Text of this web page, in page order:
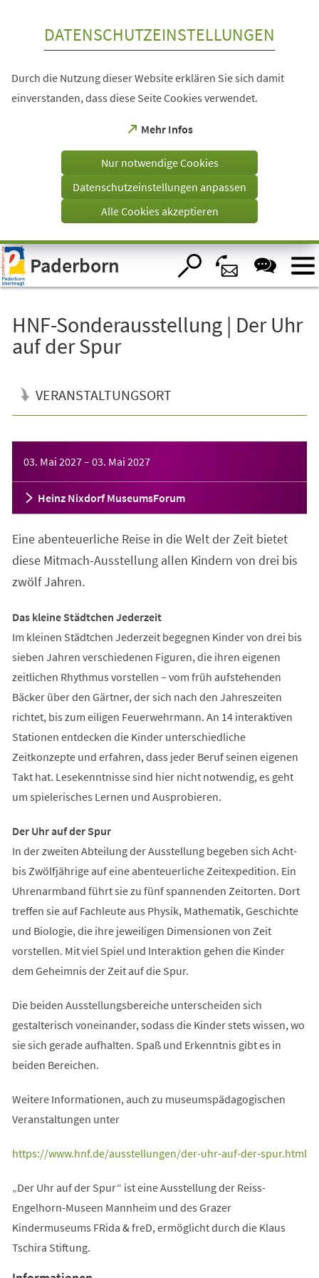
Visuelle
Assistenzsoftware
öffnen.
DATENSCHUTZEINSTELLUNGEN
Durch die Nutzung dieser Website erklären Sie sich damit
einverstanden, dass diese Seite Cookies verwendet.
Mehr Infos
(Öffnet
einem
Tab)
Nur notwendige Cookies
Datenschutzeinstellungen anpassen
Alle Cookies akzeptieren
Paderborn
HNF-Sonderausstellung | Der Uhr
auf der Spur
VERANSTALTUNGSORT
03. Mai 2027– 03. Mai 2027
Heinz Nixdorf MuseumsForum
Eine abenteuerliche Reise in die Welt der Zeit bietet
diese Mitmach-Ausstellung allen Kindern von drei bis
zwölf Jahren.
Das kleine Städtchen Jederzeit
Im kleinen Städtchen Jederzeit begegnen Kinder von drei bis
sieben Jahren verschiedenen Figuren, die ihren eigenen
zeitlichen Rhythmus vorstellen – vom früh aufstehenden
Bäcker über den Gärtner, der sich nach den Jahreszeiten
richtet, bis zum eiligen Feuerwehrmann. An 14 interaktiven
Stationen entdecken die Kinder unterschiedliche
Zeitkonzepte und erfahren, dass jeder Beruf seinen eigenen
Takt hat. Lesekenntnisse sind hier nicht notwendig, es geht
um spielerisches Lernen und Ausprobieren.
Der Uhr auf der Spur
In der zweiten Abteilung der Ausstellung begeben sich Acht-
bis Zwölfjährige auf eine abenteuerliche Zeitexpedition. Ein
Uhrenarmband führt sie zu fünf spannenden Zeitorten. Dort
treffen sie auf Fachleute aus Physik, Mathematik, Geschichte
und Biologie, die ihre jeweiligen Dimensionen von Zeit
vorstellen. Mit viel Spiel und Interaktion gehen die Kinder
dem Geheimnis der Zeit auf die Spur.
Die beiden Ausstellungsbereiche unterscheiden sich
gestalterisch voneinander, sodass die Kinder stets wissen, wo
sie sich gerade aufhalten. Spaß und Erkenntnis gibt es in
beiden Bereichen.
Weitere Informationen, auch zu museumspädagogischen
Veranstaltungen unter
https://www.hnf.de/ausstellungen/der-uhr-auf-der-spur.html
(Öffnet
einem
neuen
Tab)
„Der Uhr auf der Spur“ ist eine Ausstellung der Reiss-
Engelhorn-Museen Mannheim und des Grazer
Kindermuseums FRida & freD, ermöglicht durch die Klaus
Tschira Stiftung.